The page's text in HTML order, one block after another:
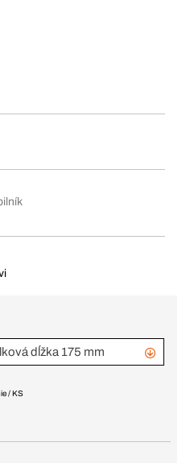
dĺžka 175 mm
/ KS